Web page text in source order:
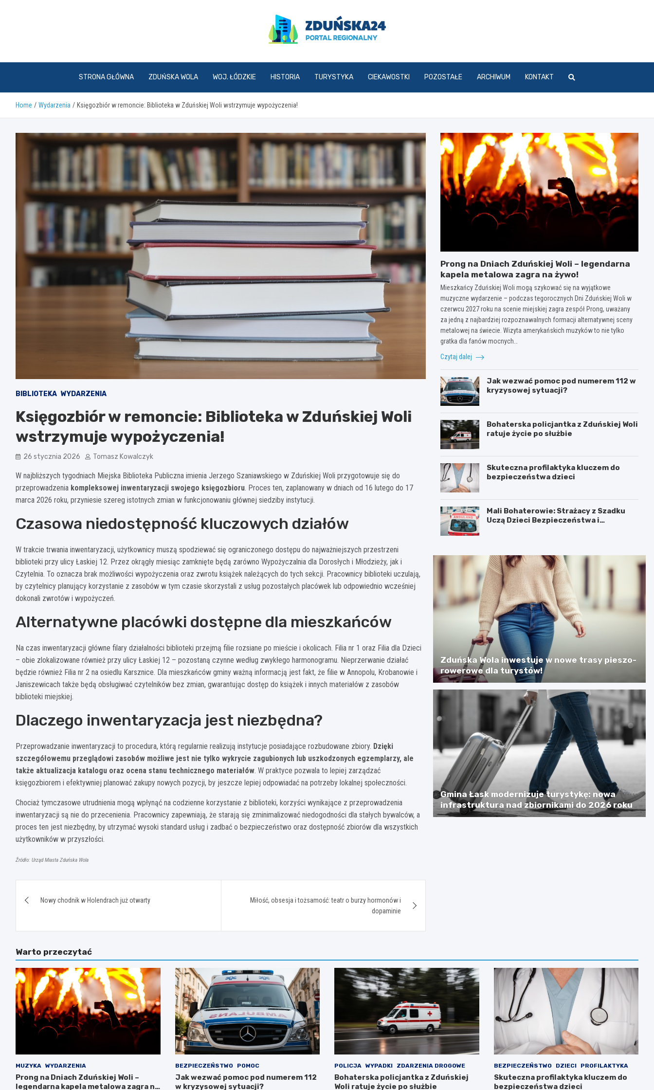
zdunska24.pl
STRONA GŁÓWNA ZDUŃSKA WOLA WOJ. ŁÓDZKIE HISTORIA TURYSTYKA CIEKAWOSTKI POZOSTAŁE ARCHIWUM KONTAKT
Home Wydarzenia Księgozbiór w remoncie: Biblioteka w Zduńskiej Woli wstrzymuje wypożyczenia!
BIBLIOTEKA WYDARZENIA
Księgozbiór w remoncie: Biblioteka w Zduńskiej Woli
wstrzymuje wypożyczenia!
26 stycznia 2026 Tomasz Kowalczyk
W najbliższych tygodniach Miejska Biblioteka Publiczna imienia Jerzego Szaniawskiego w Zduńskiej Woli przygotowuje się do
przeprowadzenia kompleksowej inwentaryzacji swojego księgozbioru. Proces ten, zaplanowany w dniach od 16 lutego do 17
marca 2026 roku, przyniesie szereg istotnych zmian w funkcjonowaniu głównej siedziby instytucji.
Czasowa niedostępność kluczowych działów
W trakcie trwania inwentaryzacji, użytkownicy muszą spodziewać się ograniczonego dostępu do najważniejszych przestrzeni
biblioteki przy ulicy Łaskiej 12. Przez okrągły miesiąc zamknięte będą zarówno Wypożyczalnia dla Dorosłych i Młodzieży, jak i
Czytelnia. To oznacza brak możliwości wypożyczenia oraz zwrotu książek należących do tych sekcji. Pracownicy biblioteki uczulają,
by czytelnicy planujący korzystanie z zasobów w tym czasie skorzystali z usług pozostałych placówek lub odpowiednio wcześniej
dokonali zwrotów i wypożyczeń.
Alternatywne placówki dostępne dla mieszkańców
Na czas inwentaryzacji główne filary działalności biblioteki przejmą filie rozsiane po mieście i okolicach. Filia nr 1 oraz Filia dla Dzieci
– obie zlokalizowane również przy ulicy Łaskiej 12 – pozostaną czynne według zwykłego harmonogramu. Nieprzerwanie działać
będzie również Filia nr 2 na osiedlu Karsznice. Dla mieszkańców gminy ważną informacją jest fakt, że filie w Annopolu, Krobanowie i
Janiszewicach także będą obsługiwać czytelników bez zmian, gwarantując dostęp do książek i innych materiałów z zasobów
biblioteki miejskiej.
Dlaczego inwentaryzacja jest niezbędna?
Przeprowadzanie inwentaryzacji to procedura, którą regularnie realizują instytucje posiadające rozbudowane zbiory. Dzięki
szczegółowemu przeglądowi zasobów możliwe jest nie tylko wykrycie zagubionych lub uszkodzonych egzemplarzy, ale
także aktualizacja katalogu oraz ocena stanu technicznego materiałów. W praktyce pozwala to lepiej zarządzać
księgozbiorem i efektywniej planować zakupy nowych pozycji, by jeszcze lepiej odpowiadać na potrzeby lokalnej społeczności.
Chociaż tymczasowe utrudnienia mogą wpłynąć na codzienne korzystanie z biblioteki, korzyści wynikające z przeprowadzenia
inwentaryzacji są nie do przecenienia. Pracownicy zapewniają, że starają się zminimalizować niedogodności dla stałych bywalców, a
proces ten jest niezbędny, by utrzymać wysoki standard usług i zadbać o bezpieczeństwo oraz dostępność zbiorów dla wszystkich
użytkowników w przyszłości.
Źródło: Urząd Miasta Zduńska Wola
wpisuNowy chodnik w Holendrach już otwarty
Miłość, obsesja i tożsamość: teatr o burzy hormonów i
dopaminie
Prong na Dniach Zduńskiej Woli – legendarna
kapela metalowa zagra na żywo!
Mieszkańcy Zduńskiej Woli mogą szykować się na wyjątkowe
muzyczne wydarzenie – podczas tegorocznych Dni Zduńskiej Woli w
czerwcu 2027 roku na scenie miejskiej zagra zespół Prong, uważany
za jedną z najbardziej rozpoznawalnych formacji alternatywnej sceny
metalowej na świecie. Wizyta amerykańskich muzyków to nie tylko
gratka dla fanów mocnych…
Czytaj dalej
Jak wezwać pomoc pod numerem 112 w
kryzysowej sytuacji?
Bohaterska policjantka z Zduńskiej Woli
ratuje życie po służbie
Skuteczna profilaktyka kluczem do
bezpieczeństwa dzieci
Mali Bohaterowie: Strażacy z Szadku
Uczą Dzieci Bezpieczeństwa i
Zduńska Wola inwestuje w nowe trasy pieszo-
rowerowe dla turystów!
Gmina Łask modernizuje turystykę: nowa
infrastruktura nad zbiornikami do 2026 roku
Warto przeczytać
MUZYKA WYDARZENIA
Prong na Dniach Zduńskiej Woli –
legendarna kapela metalowa zagra na
BEZPIECZEŃSTWO POMOC
Jak wezwać pomoc pod numerem 112
w kryzysowej sytuacji?
POLICJA WYPADKI ZDARZENIA DROGOWE
Bohaterska policjantka z Zduńskiej
Woli ratuje życie po służbie
BEZPIECZEŃSTWO DZIECI PROFILAKTYKA
Skuteczna profilaktyka kluczem do
bezpieczeństwa dzieci